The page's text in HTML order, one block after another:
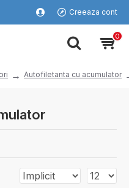
Creeaza cont
0
Autofiletanta cu acumulator